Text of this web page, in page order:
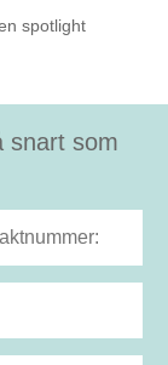
spotlight
snart som